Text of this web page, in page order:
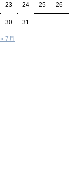
« 7月
23 24 25 26
30 31